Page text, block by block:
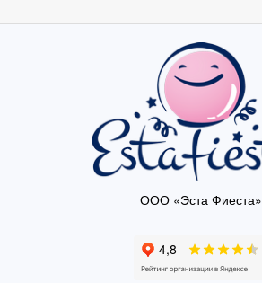
ООО «Эста Фиеста»